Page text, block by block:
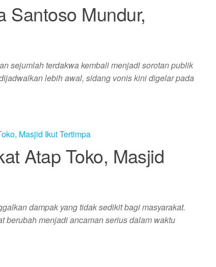
Santoso Mundur,
sejumlah terdakwa kembali menjadi sorotan publik
lebih awal, sidang vonis kini digelar pada
Atap Toko, Masjid
dampak yang tidak sedikit bagi masyarakat.
berubah menjadi ancaman serius dalam waktu